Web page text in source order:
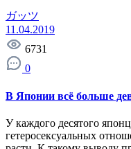
ガッツ
11.04.2019
6731
0
В Японии всё больше
У каждого десятого
гетеросексуальных